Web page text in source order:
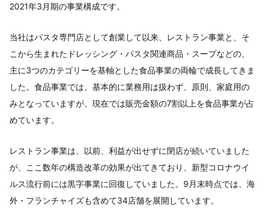
2021年3月期の事業構成です。
当社はパスタ専門店として創業して以来、レストラン事業と、そ
こから生まれたドレッシング・パスタ関連商品・スープなどの、
主に3つのカテゴリーを基軸とした食品事業の両輪で成長してきま
した。食品事業では、基本的に業務用は扱わず、原則、家庭用の
みとなっていますが、現在では販売金額の7割以上を食品事業が占
めています。
レストラン事業は、以前、利益が出せずに閉店が続いていました
が、ここ数年の構造改革の効果が出てきており、新型コロナウイ
ルス流行前には黒字事業に回復していました。9月末時点では、海
外・フランチャイズも含めて34店舗を展開しています。